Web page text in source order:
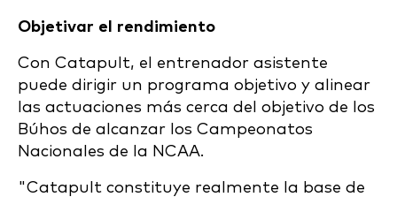
Objetivar el rendimiento
Con Catapult, el entrenador asistente
puede dirigir un programa objetivo y alinear
las actuaciones más cerca del objetivo de los
Búhos de alcanzar los Campeonatos
Nacionales de la NCAA.
"Catapult constituye realmente la base de